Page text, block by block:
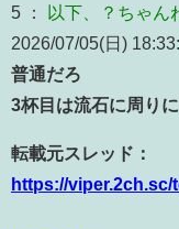
5 ： 以下、？ちゃん
2026/07/05(日)
普通だろ
3杯目は流石に周り
転載元スレッド：
https://viper.2ch.sc/